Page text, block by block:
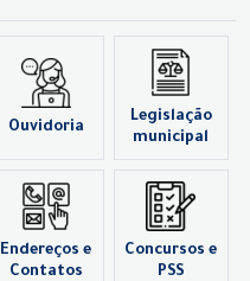
Ouvidoria
Legislação
municipal
Endereços e
Contatos
Concursos e
PSS